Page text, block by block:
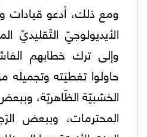
ومع ذلك، أدعو قيادات
الأيديولوجيّ التّقليديّ
وإلى ترك خطابهم
حاولوا تغطيَته وتجميلَه
الخشبيّة الظّاهريّة،
المحترمات، وببعض